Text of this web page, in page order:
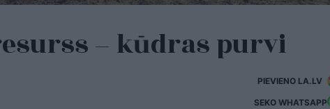
– kūdras purvi
PIEVIENO LA.LV
SEKO WHATSAPP